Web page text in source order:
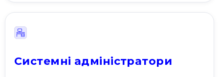
Системні адміністратори